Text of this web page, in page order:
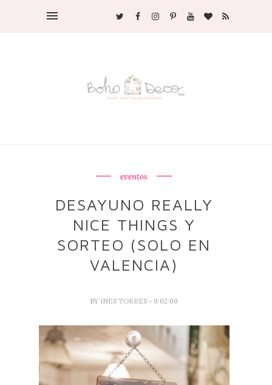
eventos
DESAYUNO REALLY
NICE THINGS Y
SORTEO (SOLO EN
VALENCIA)
BY INES TORRES - 9:02:00